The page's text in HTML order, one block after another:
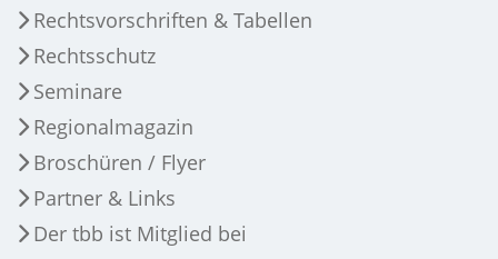
Rechtsvorschriften & Tabellen
Rechtsschutz
Seminare
Regionalmagazin
Broschüren / Flyer
Partner & Links
Der tbb ist Mitglied bei